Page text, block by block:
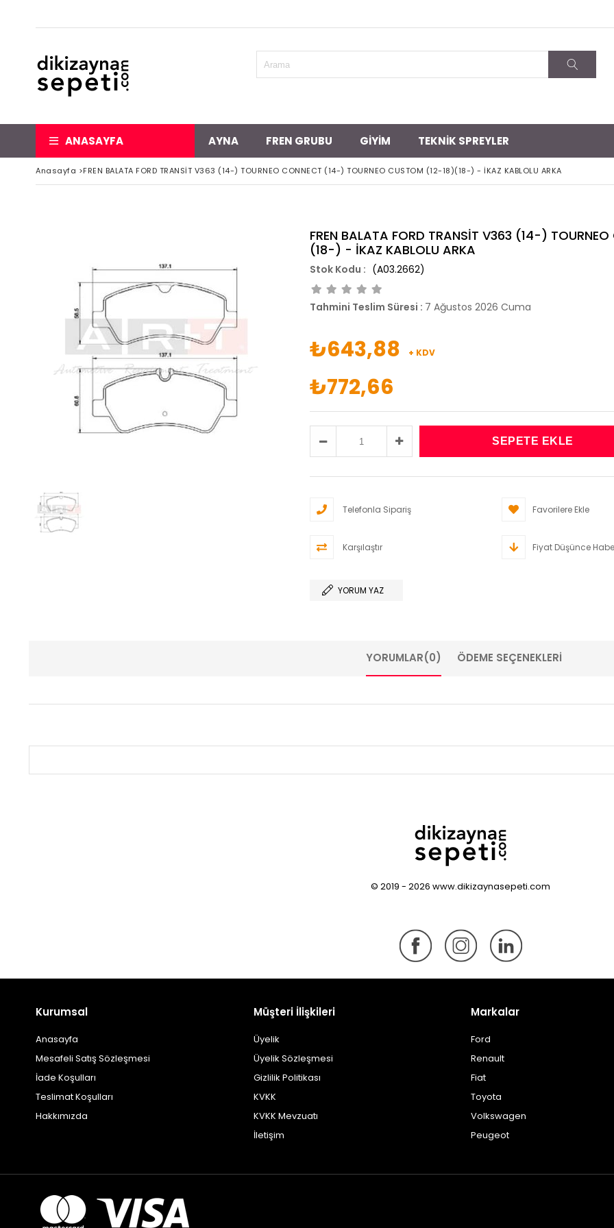
ANASAYFA AYNA FREN GRUBU GİYİM TEKNİK SPREYLER
Anasayfa >FREN BALATA FORD TRANSİT V363 (14-) TOURNEO CONNECT (14-) TOURNEO CUSTOM (12-18)(18-) - İKAZ KABLOLU ARKA
FREN BALATA FORD TRANSİT V363 (14-)
(18-) - İKAZ KABLOLU ARKA
(A03.2662)
Tahmini Teslim Süresi : 7 Ağustos 2026 Cuma
₺643,88 + KDV
₺772,66
Telefonla Sipariş Favorilere Ekle
Karşılaştır Fiyat Düşünce
YORUM YAZ
YORUMLAR(0) ÖDEME SEÇENEKLERI
© 2019 - 2026 www.dikizaynasepeti.com
Kurumsal
Anasayfa
Mesafeli Satış Sözleşmesi
İade Koşulları
Teslimat Koşulları
Hakkımızda
Müşteri İlişkileri
Üyelik
Üyelik Sözleşmesi
Gizlilik Politikası
KVKK
KVKK Mevzuatı
İletişim
Markalar
Ford
Renault
Fiat
Toyota
Volkswagen
Peugeot